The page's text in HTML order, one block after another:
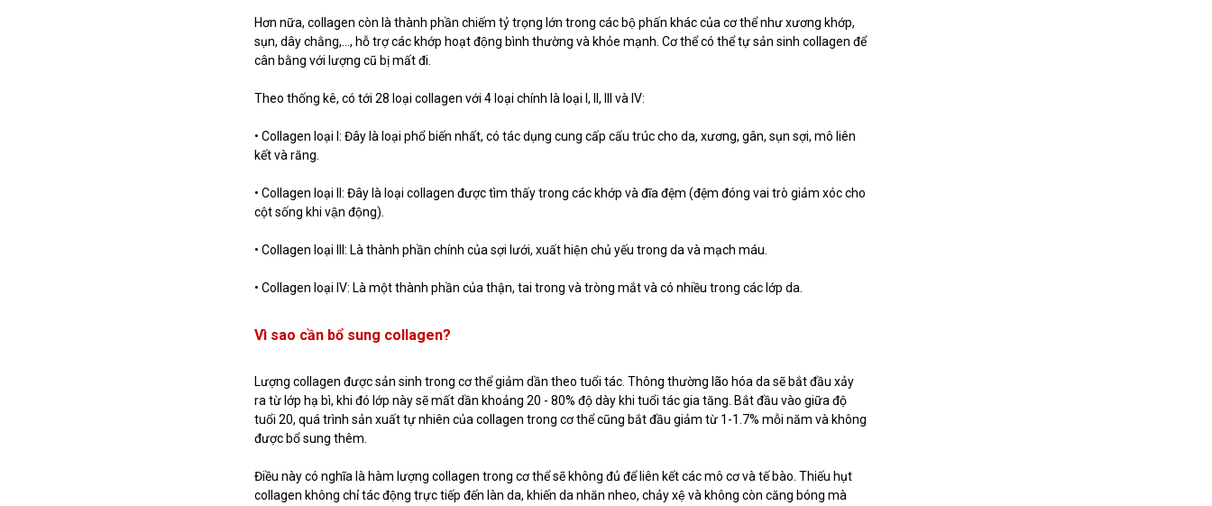
Hơn nữa, collagen còn là thành phần chiếm tỷ trọng lớn trong các bộ phấn khác của cơ thể như xương khớp,
sụn, dây chằng,..., hỗ trợ các khớp hoạt động bình thường và khỏe mạnh. Cơ thể có thể tự sản sinh collagen để
cân bằng với lượng cũ bị mất đi.
Theo thống kê, có tới 28 loại collagen với 4 loại chính là loại I, II, III và IV:
• Collagen loại I: Đây là loại phổ biến nhất, có tác dụng cung cấp cấu trúc cho da, xương, gân, sụn sợi, mô liên
kết và răng.
• Collagen loại ll: Đây là loại collagen được tìm thấy trong các khớp và đĩa đệm (đệm đóng vai trò giảm xóc cho
cột sống khi vận động).
• Collagen loại lll: Là thành phần chính của sợi lưới, xuất hiện chủ yếu trong da và mạch máu.
• Collagen loại lV: Là một thành phần của thận, tai trong và tròng mắt và có nhiều trong các lớp da.
Vì sao cần bổ sung collagen?
Lượng collagen được sản sinh trong cơ thể giảm dần theo tuổi tác. Thông thường lão hóa da sẽ bắt đầu xảy
ra từ lớp hạ bì, khi đó lớp này sẽ mất dần khoảng 20 - 80% độ dày khi tuổi tác gia tăng. Bắt đầu vào giữa độ
tuổi 20, quá trình sản xuất tự nhiên của collagen trong cơ thể cũng bắt đầu giảm từ 1-1.7% mỗi năm và không
được bổ sung thêm.
Điều này có nghĩa là hàm lượng collagen trong cơ thể sẽ không đủ để liên kết các mô cơ và tế bào. Thiếu hụt
collagen không chỉ tác động trực tiếp đến làn da, khiến da nhăn nheo, chảy xệ và không còn căng bóng mà